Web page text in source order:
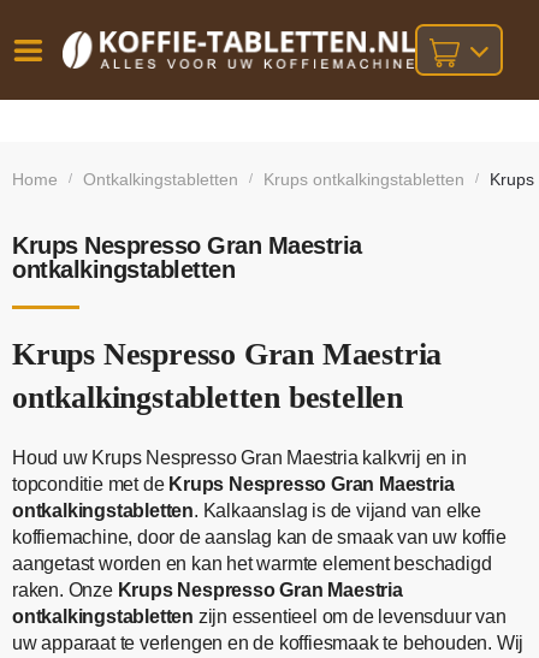
besteld,
bij orders
Home / Ontkalkingstabletten / Krups ontkalkingstabletten /
Krups Nespresso Gran Maestria
ontkalkingstabletten
Krups Nespresso Gran Maestria
ontkalkingstabletten bestellen
Houd uw Krups Nespresso Gran Maestria kalkvrij en in
topconditie met de Krups Nespresso Gran Maestria
ontkalkingstabletten. Kalkaanslag is de vijand van elke
koffiemachine, door de aanslag kan de smaak van uw koffie
aangetast worden en kan het warmte element beschadigd
raken. Onze Krups Nespresso Gran Maestria
ontkalkingstabletten zijn essentieel om de levensduur van
uw apparaat te verlengen en de koffiesmaak te behouden. Wij